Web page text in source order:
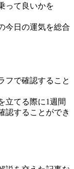
って良いかを
今日の運気を総合
フで確認すること
立てる際に1週間
認することができ